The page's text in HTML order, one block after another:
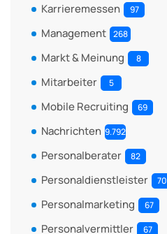
Karrieremessen 97
Management 268
Markt & Meinung 8
Mitarbeiter 5
Mobile Recruiting 69
Nachrichten 9.792
Personalberater 82
Personaldienstleister 70
Personalmarketing 67
Personalvermittler 67